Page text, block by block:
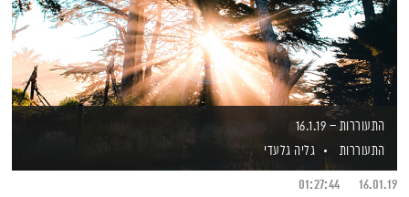
התעוררות – 16.1.19
התעוררות
גליה גלעדי
16.01.19
01:27:44